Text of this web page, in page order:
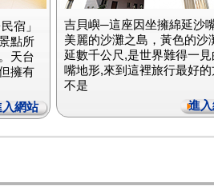
宿」
點所
天台
擁有
入網站
吉貝嶼─這座因坐擁綿延沙
美麗的沙灘之島，黃色的沙
延數千公尺,是世界難得一
嘴地形,來到這裡旅行最好
不是
進